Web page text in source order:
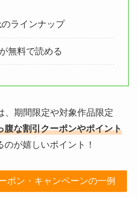
のラインナップ
無料で読める
、期間限定や対象作品限定
腹な割引クーポンやポイント
が嬉しいポイント！
ポン・キャンペーンの一例